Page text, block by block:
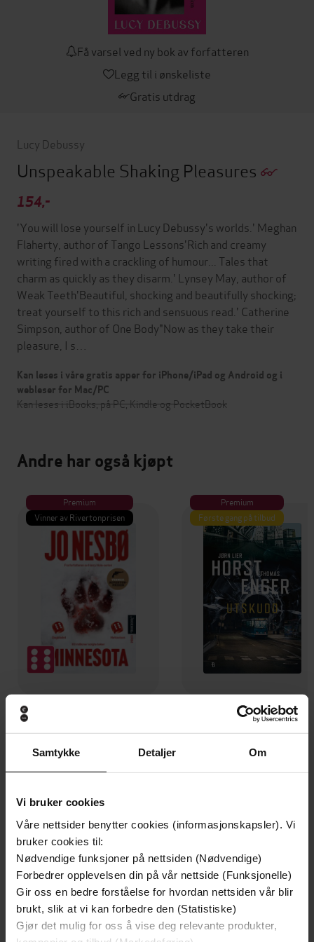
Samtykke Detaljer Om
Vi bruker cookies
Våre nettsider benytter cookies (informasjonskapsler). Vi
bruker cookies til:
Nødvendige funksjoner på nettsiden (Nødvendige)
Forbedrer opplevelsen din på vår nettside (Funksjonelle)
Gir oss en bedre forståelse for hvordan nettsiden vår blir
brukt, slik at vi kan forbedre den (Statistiske)
Gjør det mulig for oss å vise deg relevante produkter,
Få varsel ved ny bok av forfatteren
Legg til i ønskeliste
Gratis utdrag
Lucy Debussy
Unspeakable Shaking Pleasures
154,-
'You will lose yourself in Lucy Debussy's worlds.' Meghan
Flaherty, author of Tango Lessons'Rich and creamy
writing fired with a crackling of humour... Tales that
charm as quickly as they disarm.' Lynsey May, author of
Weak Teeth'Beautiful, shocking and beautifully shocking;
treat yourself to this rich and sensuous read.' Catherine
Simpson, author of One Body"Now as they take their
pleasure, I s…
Kan leses i våre gratis apper for iPhone/iPad og Android og i
webleser for Mac/PC
Kan leses i iBooks, på PC, Kindle og PocketBook
Andre har også kjøpt
Premium
Vinner av Rivertonprisen
Minnesota
Jo Nesbø
Premium
Første gang på tilbud
349,-
Utskudd
Jørn Lier Horst
Undertittel An Erotica Collection
Forfattere Lucy Debussy(forfatter)
Forlag Trapeze
Utgitt 08.02.2024